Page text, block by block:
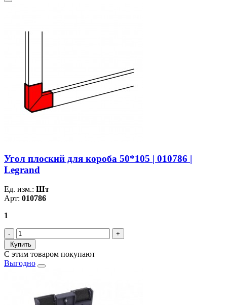
Угол плоский для короба 50*105 | 010786 |
Legrand
Ед. изм.: Шт
Арт: 010786
1
Купить
С этим товаром покупают
Выгодно